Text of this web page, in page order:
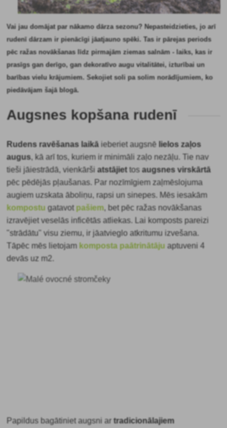
Vai jau domājat par nākamo dārza sezonu? Nepasteidzieties, jo arī
rudenī dārzam ir pienācīgi jāatjauno spēki. Tas ir pārejas periods
pēc ražas novākšanas līdz pirmajām ziemas salnām - laiks, kas ir
prasīgs gan derīgo, gan dekoratīvo augu vitalitātei, izturībai un
barības vielu krājumiem. Sekojiet soli pa solim norādījumiem, ko
piedāvājam šajā blogā.
Augsnes kopšana rudenī
Rudens ravēšanas laikā ieberiet augsnē lielos zaļos
augus, kā arī tos, kuriem ir minimāli zaļo nezāļu. Tie nav
tieši jāiestrādā, vienkāršiatstājiet tosaugsnes virskārtā
pēc pēdējās pļaušanas. Par nozīmīgiem zaļmēslojuma
augiem uzskata āboliņu, rapsi un sinepes. Mēs iesakām
kompostu gatavotpašiem, bet pēc ražas novākšanas
izravējiet veselās inficētās atliekas. Lai komposts pareizi
"strādātu" visu ziemu, ir jāatvieglo atkritumu izvešana.
Tāpēc mēs lietojam komposta paātrinātāju aptuveni 4
devās uz m2.
Papildus bagātiniet augsni artradicionālajiem